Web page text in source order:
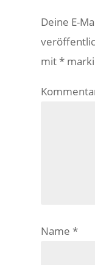
Deine E-
mit*
Name*